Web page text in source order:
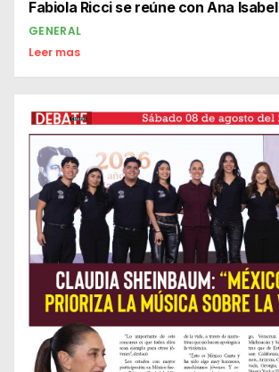
Fabiola Ricci se reúne con Ana Isabel
GENERAL
Leer mas